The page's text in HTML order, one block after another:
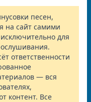
песен,
на сайт самими
для
ответственности
— вся
контент. Все